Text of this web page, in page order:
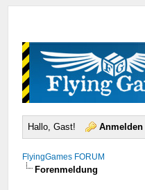
Hallo, Gast! Anmelden
FlyingGames FORUM
Forenmeldung